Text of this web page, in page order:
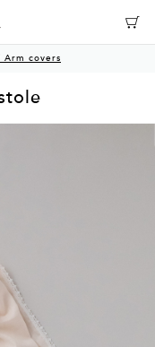
Arm covers